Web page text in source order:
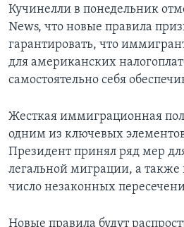
Кучинелли в понедельник
News, что новые правила
гарантировать, что
для американских
самостоятельно себя
Жесткая иммиграционная
одним из ключевых
Президент принял ряд мер
легальной миграции, а также
число незаконных
Новые правила будут